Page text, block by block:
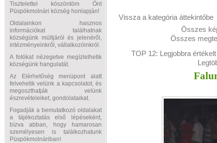
Tisztelettel köszöntöm Önt
Püspökmolnári község honlapján!
Oldalainkon hasznos
információkat találhatnak
községünk múltjáról és jelenéről,
intézményeinkről, vállalkozóinkról.
A fotókat nézegetve megízlelhetik
községünk hangulatát.
Az Elérhetőség menüpont alatt
felvehetik velünk a kapcsolatot, és
megoszthatják velünk
észrevételeiket, gondolataikat.
Fogadják a bemutatkozó oldalakat
a tájékoztatás első lépéseként,
bízva abban, hogy hamarosan
személyesen is találkozhatunk
Püspökmolnáriban!
Vissza a kategória áttekintőbe
Összes
Összes
TOP 12: Legjobbra értékelt